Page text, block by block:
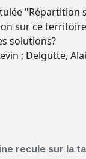
"Répartition
sur ce
solutions?
; Delgutte,
recule sur la